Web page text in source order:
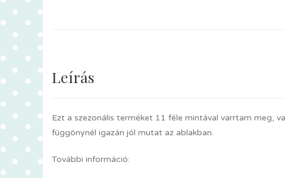
Leírás
Ezt a szezonális terméket 11 féle mintával varrtam meg,
függönynél igazán jól mutat az ablakban.
További információ: